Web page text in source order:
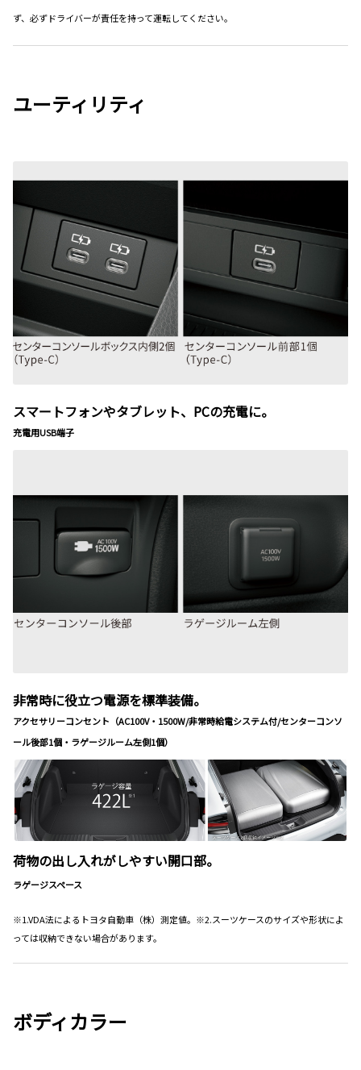
ず、必ずドライバーが責任を持って運転してください。
ユーティリティ
スマートフォンやタブレット、PCの充電に。
充電用USB端子
非常時に役立つ電源を標準装備。
アクセサリーコンセント（AC100V・1500W/非常時給電システム付/センターコンソ
ール後部1個・ラゲージルーム左側1個）
荷物の出し入れがしやすい開口部。
ラゲージスペース
※1.VDA法によるトヨタ自動車（株）測定値。※2.スーツケースのサイズや形状によ
っては収納できない場合があります。
ボディカラー